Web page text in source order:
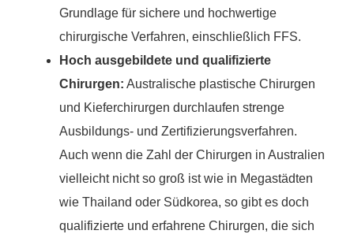
Grundlage für sichere und hochwertige
chirurgische Verfahren, einschließlich FFS.
Hoch ausgebildete und qualifizierte
Chirurgen: Australische plastische Chirurgen
und Kieferchirurgen durchlaufen strenge
Ausbildungs- und Zertifizierungsverfahren.
Auch wenn die Zahl der Chirurgen in Australien
vielleicht nicht so groß ist wie in Megastädten
wie Thailand oder Südkorea, so gibt es doch
qualifizierte und erfahrene Chirurgen, die sich